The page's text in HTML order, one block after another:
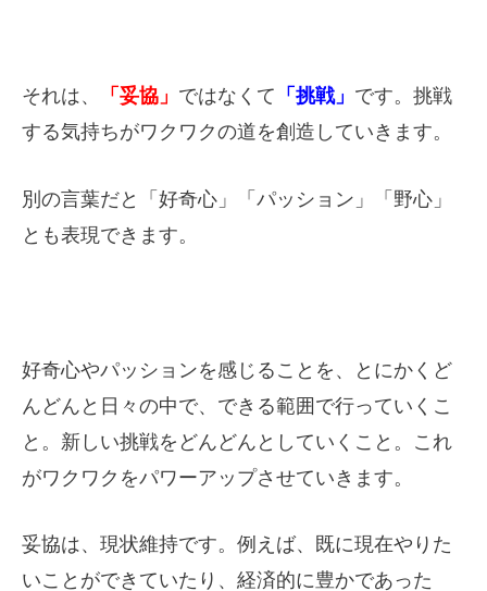
それは、 「妥協」 ではなくて 「挑戦」 です。挑戦
する気持ちがワクワクの道を創造していきます。
別の言葉だと「好奇心」「パッション」「野心」
とも表現できます。
好奇心やパッションを感じることを、とにかくど
んどんと日々の中で、できる範囲で行っていくこ
と。新しい挑戦をどんどんとしていくこと。これ
がワクワクをパワーアップさせていきます。
妥協は、現状維持です。例えば、既に現在やりた
いことができていたり、経済的に豊かであった